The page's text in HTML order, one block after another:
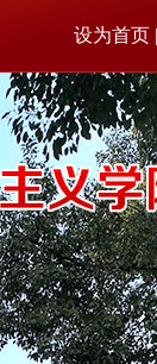
设为首页